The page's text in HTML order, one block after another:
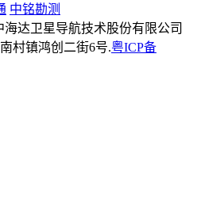
中铭勘测
达卫星导航技术股份有限公司
村镇鸿创二街6号.粤ICP备